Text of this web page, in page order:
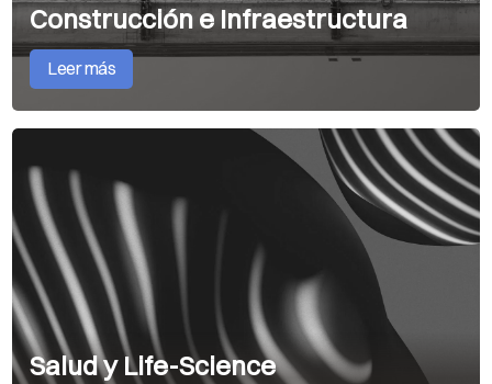
Construcción e Infraestructura
Leer más
Salud y Life-Science